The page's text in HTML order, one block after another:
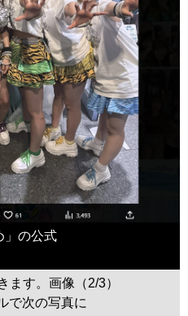
」の公式
ます。画像（2/3）
で次の写真に